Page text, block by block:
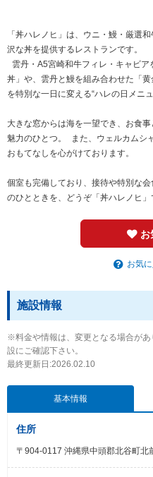
「丼ハレノヒ」は、ウニ・鰻・厳選
沢な丼を提供するレストランです。
雲丹・A5宮崎和牛フィレ・キャビ
丼」や、雲丹と鰻を組み合わせた「
を特別な一日に変える“ハレの日メニ
大きな窓からは海を一望でき、お食
魅力のひとつ。 また、ウェルカムシ
おもてなしを心がけております。
個室も完備しており、接待や特別な
のひとときを、どうぞ「丼ハレノヒ」
お
お気
施設情報
※料金や情報は、変更となる場合が
設にご確認下さい。
最終更新日:2026.02.10
基本情報
住所
〒904-0117 沖縄県中頭郡北谷町北